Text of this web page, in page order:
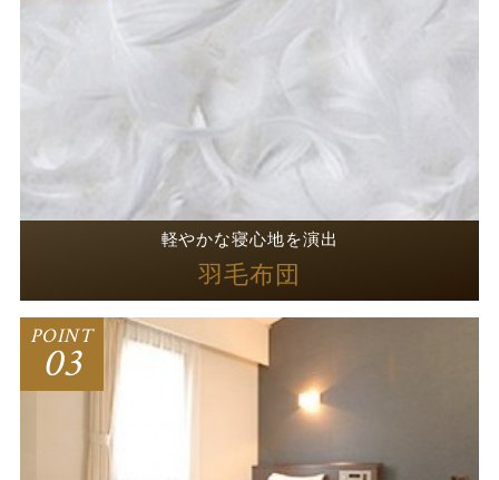
軽やかな寝心地を演出
羽毛布団
POINT
03